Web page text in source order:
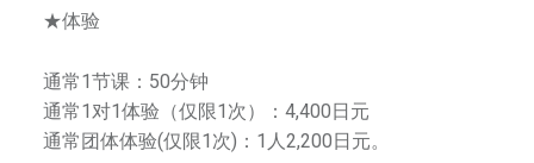
提
审
美
能
★体验
通常1节课：50分钟
通常1对1体验（仅限1次）：4,400日元
通常团体体验(仅限1次)：1人2,200日元。